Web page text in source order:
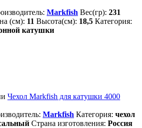
Markfish Вес(гр): 231
(см): 11 Высота(см): 18,5 Категория:
катушки
Чехол Markfish для катушки 4000
Markfish Категория: чехол
Страна изготовления: Россия